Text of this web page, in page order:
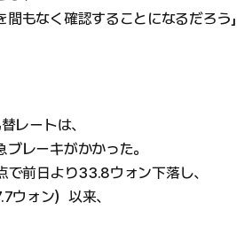
もなく確認することになるだろう」
レートは、
レーキがかかった。
前日より33.8ウォン下落し、
ォン）以来、